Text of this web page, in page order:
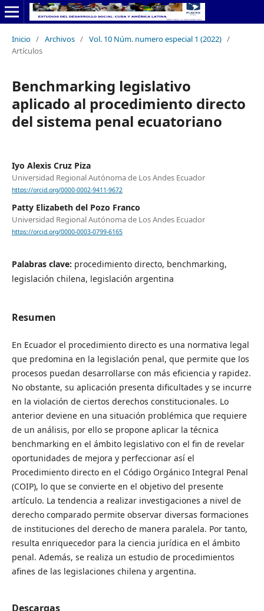
Inicio / Archivos / Vol. 10 Núm. numero especial 1 (2022) /
Artículos
Benchmarking legislativo
aplicado al procedimiento directo
del sistema penal ecuatoriano
Iyo Alexis Cruz Piza
Universidad Regional Autónoma de Los Andes Ecuador
https://orcid.org/0000-0002-9411-9672
Patty Elizabeth del Pozo Franco
Universidad Regional Autónoma de Los Andes Ecuador
https://orcid.org/0000-0003-0799-6165
Palabras clave: procedimiento directo, benchmarking,
legislación chilena, legislación argentina
Resumen
En Ecuador el procedimiento directo es una normativa legal
que predomina en la legislación penal, que permite que los
procesos puedan desarrollarse con más eficiencia y rapidez.
No obstante, su aplicación presenta dificultades y se incurre
en la violación de ciertos derechos constitucionales. Lo
anterior deviene en una situación problémica que requiere
de un análisis, por ello se propone aplicar la técnica
benchmarking en el ámbito legislativo con el fin de revelar
oportunidades de mejora y perfeccionar así el
Procedimiento directo en el Código Orgánico Integral Penal
(COIP), lo que se convierte en el objetivo del presente
artículo. La tendencia a realizar investigaciones a nivel de
derecho comparado permite observar diversas formaciones
de instituciones del derecho de manera paralela. Por tanto,
resulta enriquecedor para la ciencia jurídica en el ámbito
penal. Además, se realiza un estudio de procedimientos
afines de las legislaciones chilena y argentina.
Descargas